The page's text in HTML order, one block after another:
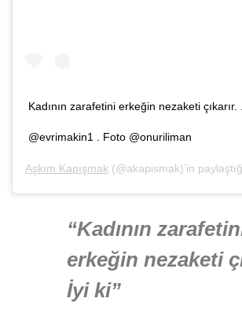
Kadının zarafetini erkeğin nezaketi
@evrimakin1 . Foto @onuriliman
Aşkım Kapışmak (@akapismak)’in
“Kadının
erkeğin nezaketi
İyi ki”